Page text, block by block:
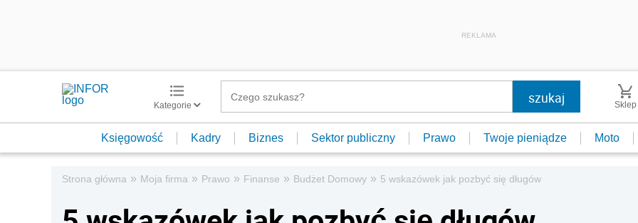
REKLAMA
Kategorie Sklep
Księgowość Kadry Biznes Sektor publiczny Prawo Twoje pieniądze Moto
Strona główna » Moja firma » Prawo » Finanse » Budżet Domowy » 5 wskazówek jak pozbyć się długów